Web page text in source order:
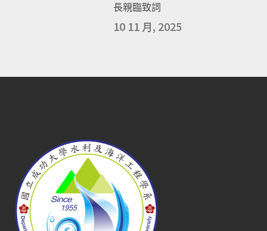
長親臨致詞
10 11 月, 2025